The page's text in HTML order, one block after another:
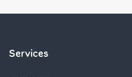
Services